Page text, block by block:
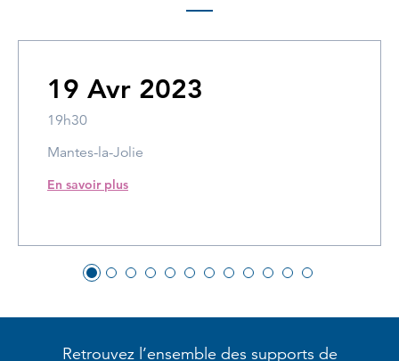
19 Avr 2023
19h30
Mantes-la-Jolie
En savoir plus
Retrouvez l’ensemble des supports de